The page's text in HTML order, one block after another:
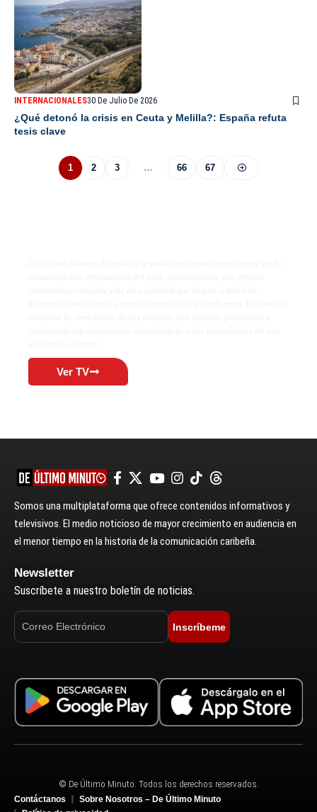
INTERNACIONALES30 De Julio De 2026
¿Qué detonó la crisis en Ceuta y Melilla?: España refuta
tesis clave
1 2 3 … 66 67
Ver TV
Somos una multiplataforma que ofrece contenidos informativos y
televisivos. El medio noticioso de mayor crecimiento en audiencia en
el menor tiempo en la historia de la comunicación caribeña.
Newsletter
Suscríbete a nuestro boletín de noticias.
Inscríbeme
© De Último Minuto. Todos los derechos reservados.
Contáctanos
Sobre Nosotros – De Último Minuto